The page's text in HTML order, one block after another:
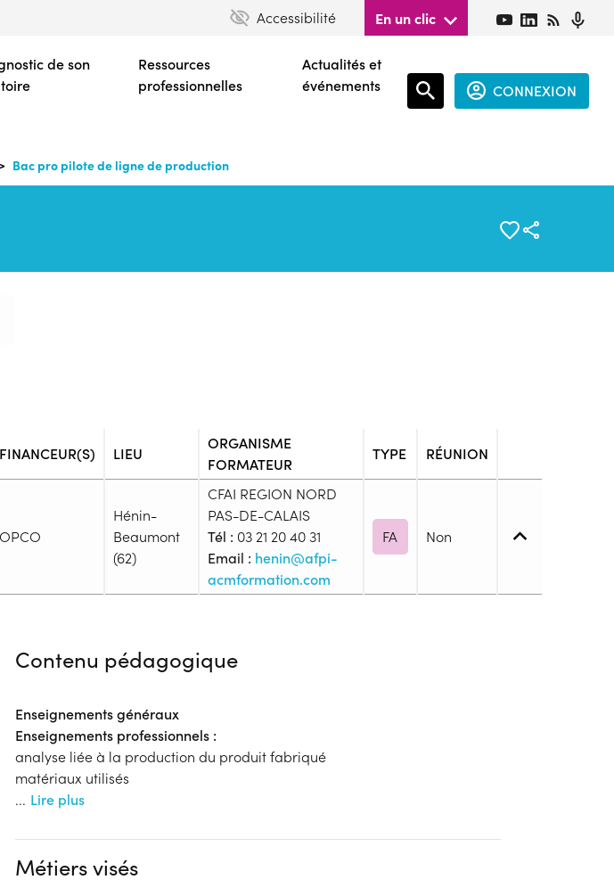
contenu
principal
Accessibilité En un clic
de son
Ressources
professionnelles
Actualités et
événements
CONNEXION
Bac pro pilote de ligne de production
FINANCEUR(S) LIEU
ORGANISME
FORMATEUR
TYPE RÉUNION
OPCO
Hénin-
Beaumont
(62)
CFAI REGION NORD
PAS-DE-CALAIS
Tél : 03 21 20 40 31
Email : henin@afpi-
acmformation.com
FA Non
Prérequis :
En recherche d'emploi, Tout public
Réunions d'informations
Aucune information
Complément d'information
Aucune information
Contenu pédagogique
Enseignements généraux
Enseignements professionnels :
analyse liée à la production du produit fabriqué
matériaux utilisés
... Lire plus
Métiers visés